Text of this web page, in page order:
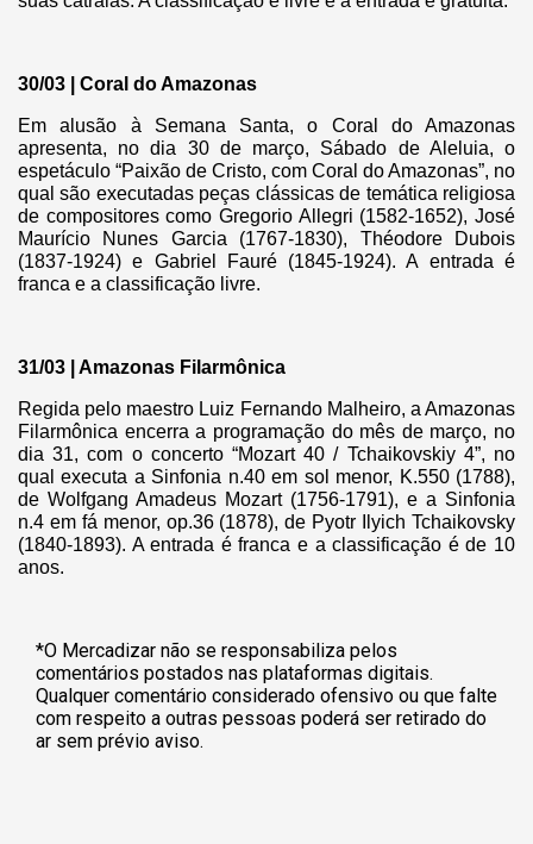
30/03 | Coral do Amazonas
Em alusão à Semana Santa, o Coral do Amazonas
apresenta, no dia 30 de março, Sábado de Aleluia, o
espetáculo “Paixão de Cristo, com Coral do Amazonas”, no
qual são executadas peças clássicas de temática religiosa
de compositores como Gregorio Allegri (1582-1652), José
Maurício Nunes Garcia (1767-1830), Théodore Dubois
(1837-1924) e Gabriel Fauré (1845-1924). A entrada é
franca e a classificação livre.
31/03 | Amazonas Filarmônica
Regida pelo maestro Luiz Fernando Malheiro, a Amazonas
Filarmônica encerra a programação do mês de março, no
dia 31, com o concerto “Mozart 40 / Tchaikovskiy 4”, no
qual executa a Sinfonia n.40 em sol menor, K.550 (1788),
de Wolfgang Amadeus Mozart (1756-1791), e a Sinfonia
n.4 em fá menor, op.36 (1878), de Pyotr Ilyich Tchaikovsky
(1840-1893). A entrada é franca e a classificação é de 10
anos.
*O Mercadizar não se responsabiliza pelos
comentários postados nas plataformas digitais.
Qualquer comentário considerado ofensivo ou que falte
com respeito a outras pessoas poderá ser retirado do
ar sem prévio aviso.